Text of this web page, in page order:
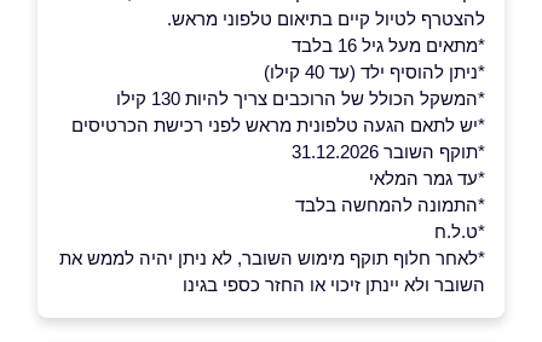
להצטרף לטיול קיים בתיאום טלפוני מראש.
*מתאים מעל גיל 16 בלבד
*ניתן להוסיף ילד (עד 40 קילו)
*המשקל הכולל של הרוכבים צריך להיות 130 קילו
*יש לתאם הגעה טלפונית מראש לפני רכישת הכרטיסים
*תוקף השובר 31.12.2026
*עד גמר המלאי
*התמונה להמחשה בלבד
*ט.ל.ח
*לאחר חלוף תוקף מימוש השובר, לא ניתן יהיה לממש את
השובר ולא יינתן זיכוי או החזר כספי בגינו